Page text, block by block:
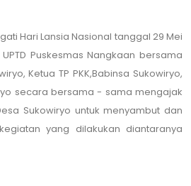
Hari Lansia Nasional tanggal 29 Mei
Puskesmas Nangkaan bersama
Ketua TP PKK,Babinsa Sukowiryo,
secara bersama - sama mengajak
Sukowiryo untuk menyambut dan
yang dilakukan diantaranya